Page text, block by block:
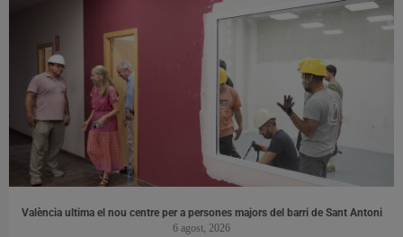
València ultima el nou centre per a persones majors del barri de Sant Antoni
6 agost, 2026